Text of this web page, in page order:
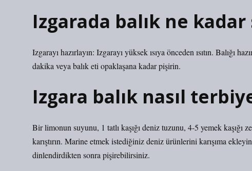
Izgarada balık ne
Izgarayı hazırlayın: Izgarayı yüksek ısıya önceden ısıtın. Balığı
dakika veya balık eti opaklaşana kadar pişirin.
Izgara balık nasıl
Bir limonun suyunu, 1 tatlı kaşığı deniz tuzunu, 4-5 yemek kaşığı
karıştırın. Marine etmek istediğiniz deniz ürünlerini karışıma
dinlendirdikten sonra pişirebilirsiniz.